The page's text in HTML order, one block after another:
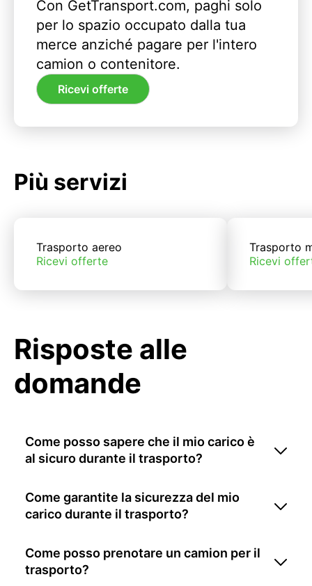
Con GetTransport.com, paghi solo
per lo spazio occupato dalla tua
merce anziché pagare per l'intero
camion o contenitore.
Ricevi offerte
Più servizi
Trasporto aereo
Ricevi offerte
Trasporto
Ricevi
Risposte alle
domande
Come posso sapere che il mio carico è
al sicuro durante il trasporto?
Come garantite la sicurezza del mio
carico durante il trasporto?
Come posso prenotare un camion per il
trasporto?